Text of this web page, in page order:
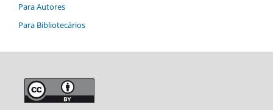
Para Autores
Para Bibliotecários